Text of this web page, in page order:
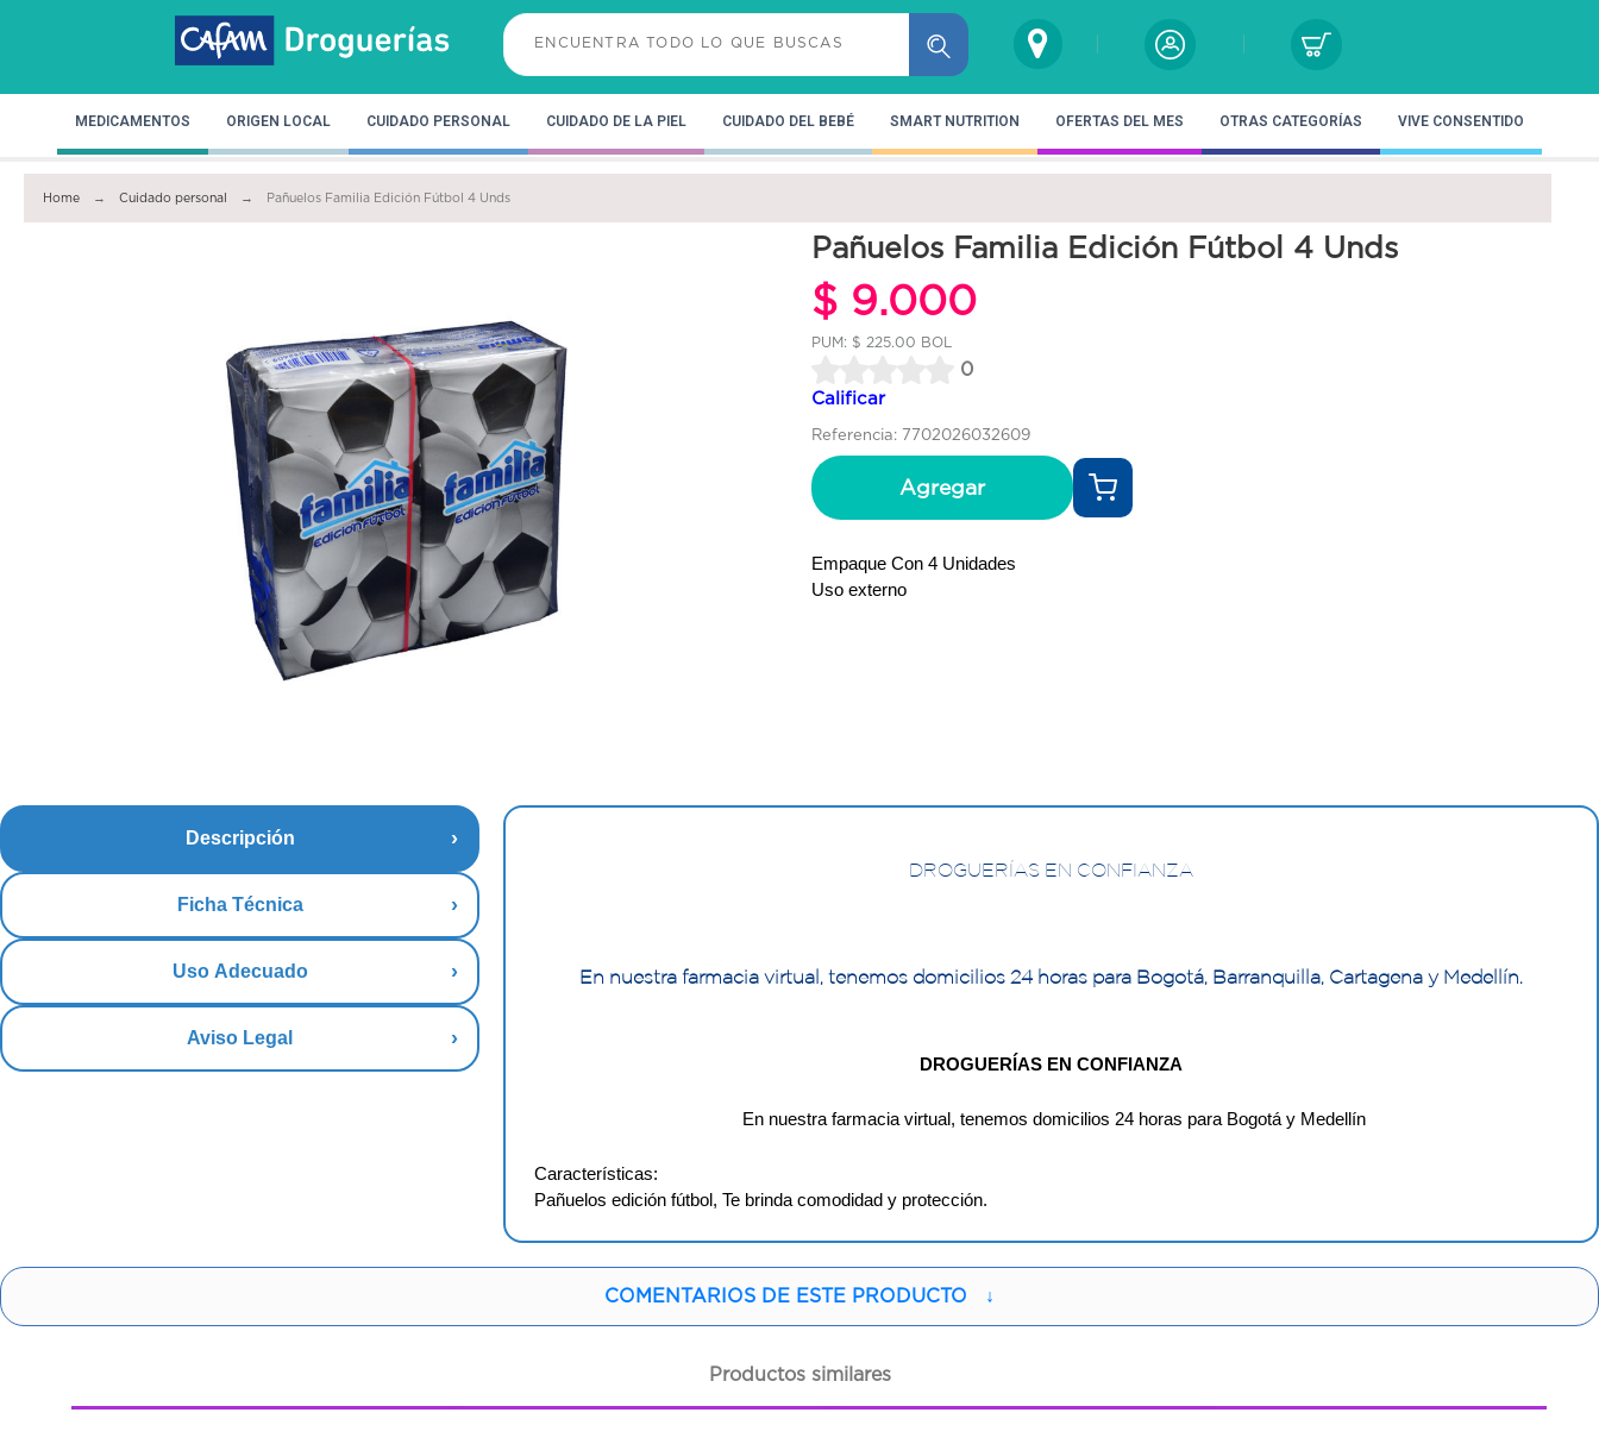
MEDICAMENTOS ORIGEN LOCAL CUIDADO PERSONAL CUIDADO DE LA PIEL CUIDADO DEL BEBÉ SMART NUTRITION OFERTAS DEL MES OTRAS CATEGORÍAS VIVE CONSENTIDO
Home Cuidado personal Pañuelos Familia Edición Fútbol 4 Unds
Pañuelos Familia Edición Fútbol 4 Unds
$ 9.000
PUM: $ 225.00 BOL
0
Calificar
Referencia: 7702026032609
Agregar
Empaque Con 4 Unidades
Uso externo
Descripción
Ficha Técnica
Uso Adecuado
Aviso Legal
DROGUERÍAS EN CONFIANZA
En nuestra farmacia virtual, tenemos domicilios 24 horas para Bogotá, Barranquilla, Cartagena y Medellín.
DROGUERÍAS EN CONFIANZA
En nuestra farmacia virtual, tenemos domicilios 24 horas para Bogotá y Medellín
Características:
Pañuelos edición fútbol, Te brinda comodidad y protección.
COMENTARIOS DE ESTE PRODUCTO ↓
Productos similares